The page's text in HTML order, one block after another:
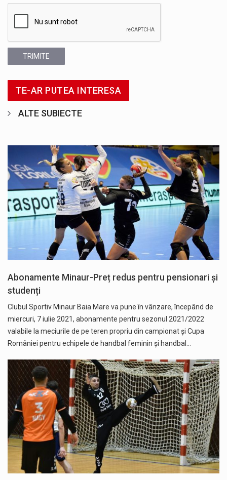
TRIMITE
TE-AR PUTEA INTERESA
ALTE SUBIECTE
Abonamente Minaur-Preț redus pentru pensionari și
studenți
Clubul Sportiv Minaur Baia Mare va pune în vânzare, începând de
miercuri, 7 iulie 2021, abonamente pentru sezonul 2021/2022
valabile la meciurile de pe teren propriu din campionat și Cupa
României pentru echipele de handbal feminin și handbal…